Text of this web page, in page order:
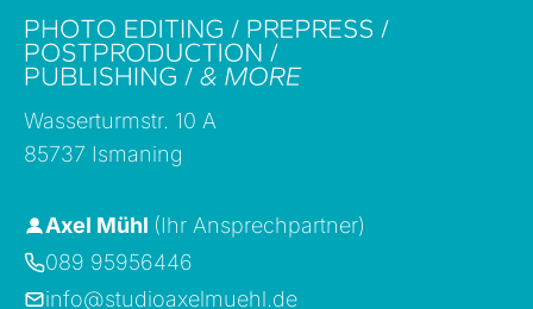
Wasserturmstr. 10 A
85737 Ismaning
Axel Mühl (Ihr Ansprechpartner)
089 95956446
info@studioaxelmuehl.de